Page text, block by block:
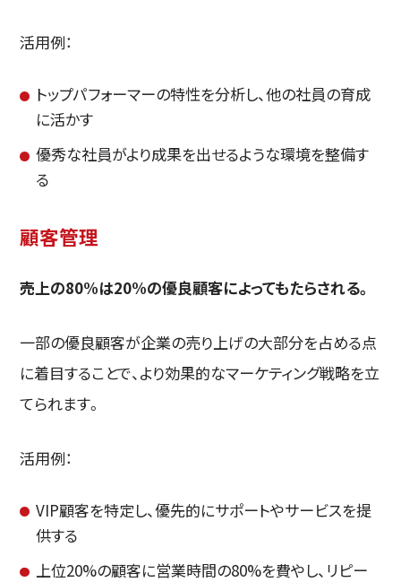
活用例：
トップパフォーマーの特性を分析し、他の社員の育成
に活かす
優秀な社員がより成果を出せるような環境を整備す
る
顧客管理
売上の80%は20%の優良顧客によってもたらされる。
一部の優良顧客が企業の売り上げの大部分を占める点
に着目することで、より効果的なマーケティング戦略を立
てられます。
活用例：
VIP顧客を特定し、優先的にサポートやサービスを提
供する
上位20%の顧客に営業時間の80%を費やし、リピー